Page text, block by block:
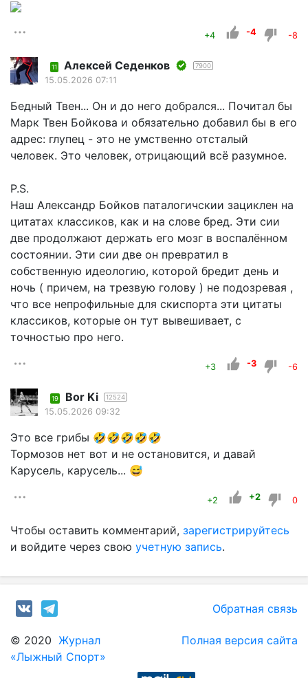
+4 -4 -8
11 Алексей Седенков 7900
15.05.2026 07:11
Бедный Твен... Он и до него добрался... Почитал бы
Марк Твен Бойкова и обязательно добавил бы в его
адрес: глупец - это не умственно отсталый
человек. Это человек, отрицающий всё разумное.
P.S.
Наш Александр Бойков паталогичскии зациклен на
цитатах классиков, как и на слове бред. Эти сии
две продолжают держать его мозг в воспалённом
состоянии. Эти сии две он превратил в
собственную идеологию, которой бредит день и
ночь ( причем, на трезвую голову ) не подозревая ,
что все непрофильные для скиспорта эти цитаты
классиков, которые он тут вывешивает, с
точностью про него.
+3 -3 -6
19 Bor Ki 12524
15.05.2026 09:32
Это все грибы 🤣🤣🤣🤣🤣
Тормозов нет вот и не остановится, и давай
Карусель, карусель... 😅
+2 +2 0
Чтобы оставить комментарий, зарегистрируйтесь
и войдите через свою учетную запись.
Обратная связь
© 2020 Журнал
«Лыжный Спорт»
Полная версия сайта